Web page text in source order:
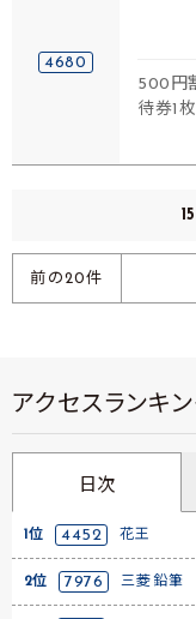
4680
500円
待券1枚
前の20件
アクセスランキ
日次
1位 4452 花王
2位 7976 三菱鉛筆